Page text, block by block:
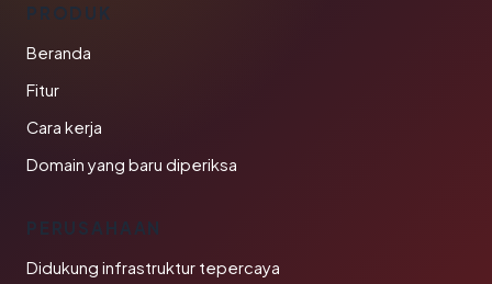
PRODUK
Beranda
Fitur
Cara kerja
Domain yang baru diperiksa
PERUSAHAAN
Didukung infrastruktur tepercaya